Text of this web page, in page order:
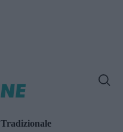
Tradizionale